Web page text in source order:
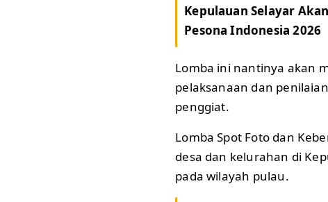
Kepulauan Selayar
Pesona Indonesia 2026
Lomba ini nantinya akan
pelaksanaan dan
penggiat.
Lomba Spot Foto dan
desa dan kelurahan di
pada wilayah pulau.